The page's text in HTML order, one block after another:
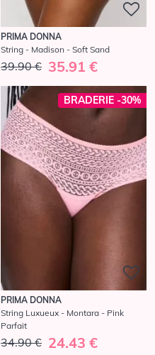
PRIMA DONNA
String - Madison - Soft Sand
39.90 € 35.91 €
BRADERIE -30%
PRIMA DONNA
String Luxueux - Montara - Pink
Parfait
34.90 € 24.43 €